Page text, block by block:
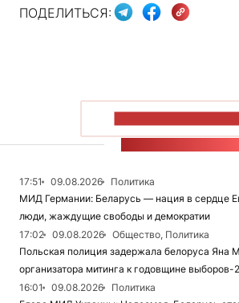
ПОДЕЛИТЬСЯ:
17:51 09.08.2026
Политика
МИД Германии: Беларусь — нация в сердце
люди, жаждущие свободы и демократии
17:02
09.08.2026
Общество, Политика
Польская полиция задержала белоруса Яна
организатора митинга к годовщине
16:01
09.08.2026
Политика